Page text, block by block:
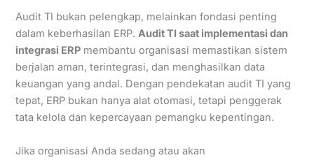
Audit TI bukan pelengkap, melainkan fondasi penting
dalam keberhasilan ERP.Audit TI saat implementasi dan
integrasi ERP membantu organisasi memastikan sistem
berjalan aman, terintegrasi, dan menghasilkan data
keuangan yang andal. Dengan pendekatan audit TI yang
tepat, ERP bukan hanya alat otomasi, tetapi penggerak
tata kelola dan kepercayaan pemangku kepentingan.
Jika organisasi Anda sedang atau akan